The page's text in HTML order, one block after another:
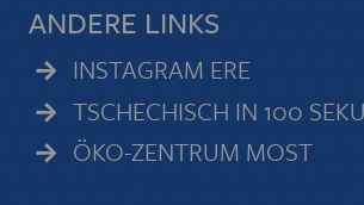
ANDERE LINKS
INSTAGRAM ERE
TSCHECHISCH IN 100
ÖKO-ZENTRUM MOST